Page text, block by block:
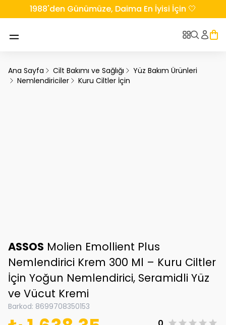
1988'den Günümüze, Daima En İyisi İçin 🤍
Ana Sayfa Cilt Bakımı ve Sağlığı
Yüz Bakım Ürünleri
Nemlendiriciler
Kuru Ciltler İçin
ASSOS Molien Emollient Plus
Nemlendirici Krem 300 Ml – Kuru Ciltler
İçin Yoğun Nemlendirici, Seramidli Yüz
ve Vücut Kremi
Barkod: 8699708350153